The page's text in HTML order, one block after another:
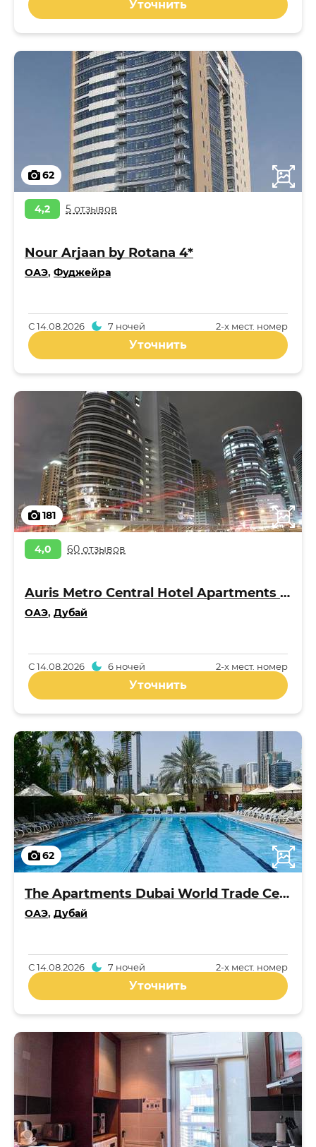
Уточнить
62
4,2 5 отзывов
Nour Arjaan by Rotana 4*
ОАЭ, Фуджейра
2-x мест. номер
С14.08.2026 7 ночей
Уточнить
181
4,0 60 отзывов
Auris Metro Central Hotel Apartments 4*
ОАЭ, Дубай
2-x мест. номер
С14.08.2026 6 ночей
Уточнить
62
The Apartments Dubai World Trade Centre
ОАЭ, Дубай
2-x мест. номер
С14.08.2026 7 ночей
Уточнить